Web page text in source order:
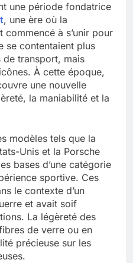
une période fondatrice
, une ère où la
à s’unir pour
se contentaient plus
de transport, mais
À cette époque,
une nouvelle
la maniabilité et la
modèles tels que la
Unis et la Porsche
bases d’une catégorie
sportive. Ces
le contexte d’un
et avait soif
La légèreté des
de verre ou en
précieuse sur les